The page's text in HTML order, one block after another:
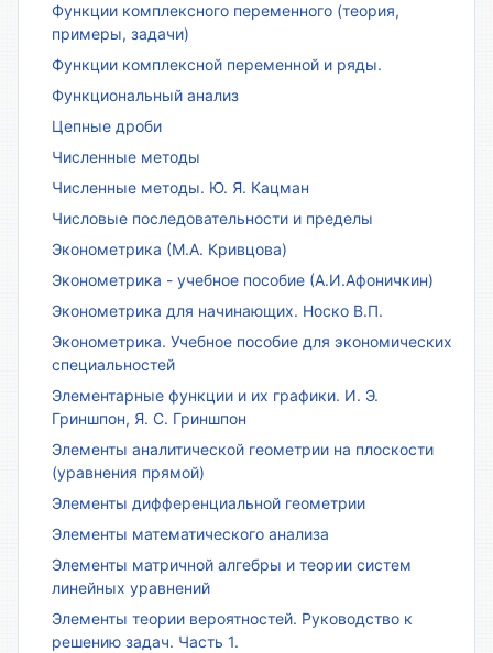
Функции комплексного переменного (теория,
примеры, задачи)
Функции комплексной переменной и ряды.
Функциональный анализ
Цепные дроби
Численные методы
Численные методы. Ю. Я. Кацман
Числовые последовательности и пределы
Эконометрика (М.А. Кривцова)
Эконометрика - учебное пособие (А.И.Афоничкин)
Эконометрика для начинающих. Носко В.П.
Эконометрика. Учебное пособие для экономических
специальностей
Элементарные функции и их графики. И. Э.
Гриншпон, Я. С. Гриншпон
Элементы аналитической геометрии на плоскости
(уравнения прямой)
Элементы дифференциальной геометрии
Элементы математического анализа
Элементы матричной алгебры и теории систем
линейных уравнений
Элементы теории вероятностей. Руководство к
решению задач. Часть 1.